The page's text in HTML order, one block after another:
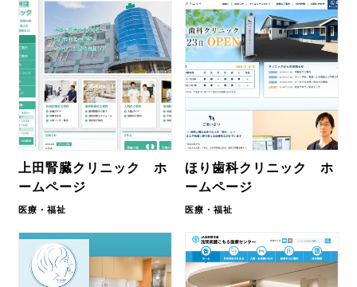
上田腎臓クリニック ホ
ームページ
医療・福祉
ほり歯科クリニック ホ
ームページ
医療・福祉